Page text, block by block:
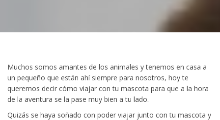
Muchos somos amantes de los animales y tenemos en casa a
un pequeño que están ahí siempre para nosotros, hoy te
queremos decir cómo viajar con tu mascota para que a la hora
de la aventura se la pase muy bien a tu lado.
Quizás se haya soñado con poder viajar junto con tu mascota y